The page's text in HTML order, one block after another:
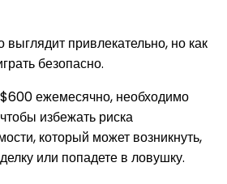
выглядит привлекательно, но как
безопасно.
ежемесячно, необходимо
избежать риска
который может возникнуть,
или попадете в ловушку.